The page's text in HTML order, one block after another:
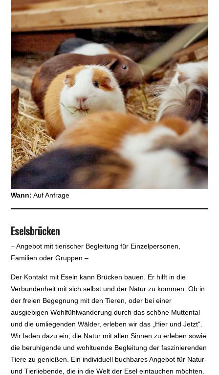
Wann: Auf Anfrage
Eselsbrücken
– Angebot mit tierischer Begleitung für Einzelpersonen,
Familien oder Gruppen –
Der Kontakt mit Eseln kann Brücken bauen. Er hilft in die
Verbundenheit mit sich selbst und der Natur zu kommen. Ob in
der freien Begegnung mit den Tieren, oder bei einer
ausgiebigen Wohlfühlwanderung durch das schöne Muttental
und die umliegenden Wälder, erleben wir das „Hier und Jetzt“.
Wir laden dazu ein, die Natur mit allen Sinnen zu erleben sowie
die beruhigende und wohltuende Begleitung der faszinierenden
Tiere zu genießen. Ein individuell buchbares Angebot für Natur-
und Tierliebende, die in die Welt der Esel eintauchen möchten.